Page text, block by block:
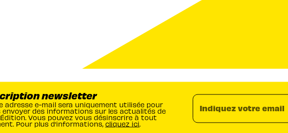
newsletter
adresse e-mail sera uniquement utilisée pour
envoyer des informations sur les actualités de
Vous pouvez vous désinscrire à tout
Pour plus d’informations, cliquez ici.
Indiquez votre email